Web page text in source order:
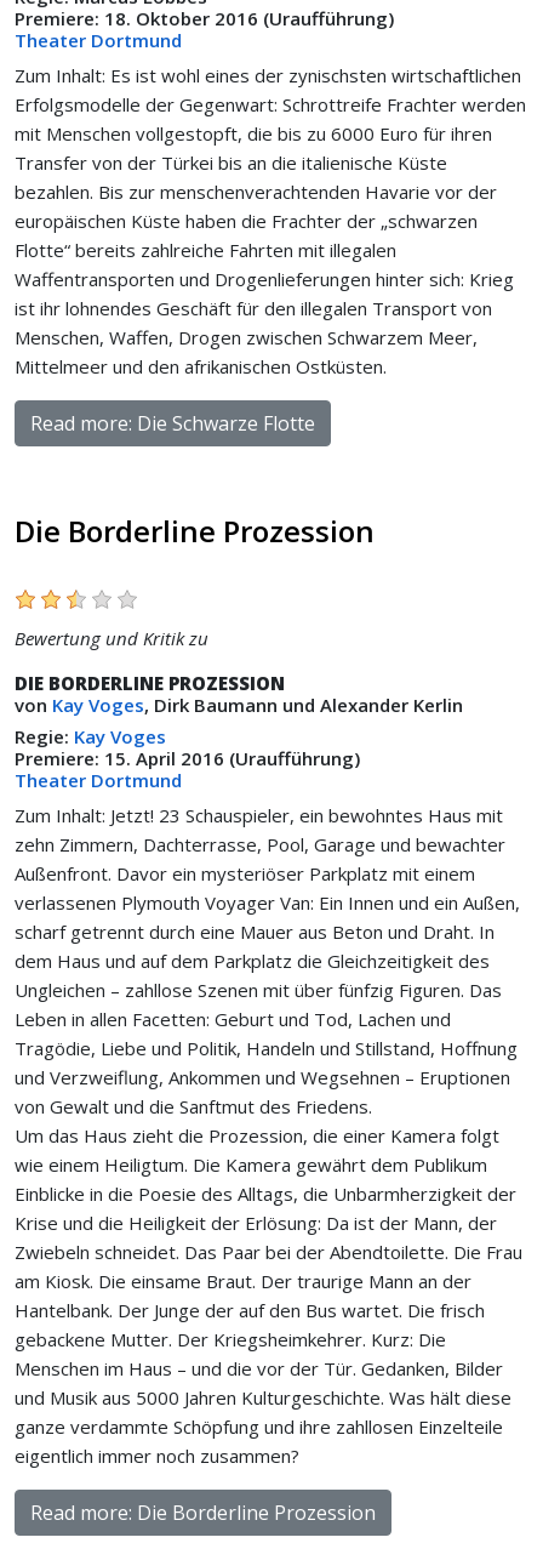
Premiere: 18. Oktober 2016 (Uraufführung)
Theater Dortmund
Zum Inhalt: Es ist wohl eines der zynischsten wirtschaftlichen
Erfolgsmodelle der Gegenwart: Schrottreife Frachter werden
mit Menschen vollgestopft, die bis zu 6000 Euro für ihren
Transfer von der Türkei bis an die italienische Küste
bezahlen. Bis zur menschenverachtenden Havarie vor der
europäischen Küste haben die Frachter der „schwarzen
Flotte“ bereits zahlreiche Fahrten mit illegalen
Waffentransporten und Drogenlieferungen hinter sich: Krieg
ist ihr lohnendes Geschäft für den illegalen Transport von
Menschen, Waffen, Drogen zwischen Schwarzem Meer,
Mittelmeer und den afrikanischen Ostküsten.
Read more: Die Schwarze Flotte
Die Borderline Prozession
Bewertung und Kritik zu
DIE BORDERLINE PROZESSION
von Kay Voges, Dirk Baumann und Alexander Kerlin
Regie: Kay Voges
Premiere: 15. April 2016 (Uraufführung)
Theater Dortmund
Zum Inhalt: Jetzt! 23 Schauspieler, ein bewohntes Haus mit
zehn Zimmern, Dachterrasse, Pool, Garage und bewachter
Außenfront. Davor ein mysteriöser Parkplatz mit einem
verlassenen Plymouth Voyager Van: Ein Innen und ein Außen,
scharf getrennt durch eine Mauer aus Beton und Draht. In
dem Haus und auf dem Parkplatz die Gleichzeitigkeit des
Ungleichen – zahllose Szenen mit über fünfzig Figuren. Das
Leben in allen Facetten: Geburt und Tod, Lachen und
Tragödie, Liebe und Politik, Handeln und Stillstand, Hoffnung
und Verzweiflung, Ankommen und Wegsehnen – Eruptionen
von Gewalt und die Sanftmut des Friedens.
Um das Haus zieht die Prozession, die einer Kamera folgt
wie einem Heiligtum. Die Kamera gewährt dem Publikum
Einblicke in die Poesie des Alltags, die Unbarmherzigkeit der
Krise und die Heiligkeit der Erlösung: Da ist der Mann, der
Zwiebeln schneidet. Das Paar bei der Abendtoilette. Die Frau
am Kiosk. Die einsame Braut. Der traurige Mann an der
Hantelbank. Der Junge der auf den Bus wartet. Die frisch
gebackene Mutter. Der Kriegsheimkehrer. Kurz: Die
Menschen im Haus – und die vor der Tür. Gedanken, Bilder
und Musik aus 5000 Jahren Kulturgeschichte. Was hält diese
ganze verdammte Schöpfung und ihre zahllosen Einzelteile
eigentlich immer noch zusammen?
Read more: Die Borderline Prozession